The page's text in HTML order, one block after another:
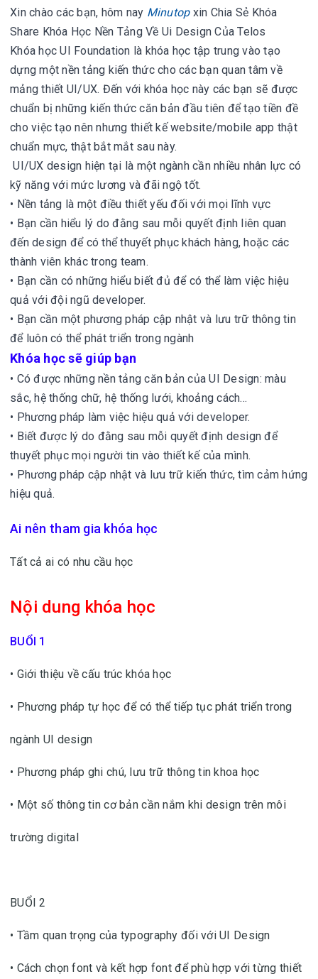
Xin chào các bạn, hôm nay Minutop xin Chia Sẻ Khóa
Share Khóa Học Nền Tảng Về Ui Design Của Telos
Khóa học UI Foundation là khóa học tập trung vào tạo
dựng một nền tảng kiến thức cho các bạn quan tâm về
mảng thiết UI/UX. Đến với khóa học này các bạn sẽ được
chuẩn bị những kiến thức căn bản đầu tiên để tạo tiền đề
cho việc tạo nên nhưng thiết kế website/mobile app thật
chuẩn mực, thật bắt mắt sau này.
UI/UX design hiện tại là một ngành cần nhiều nhân lực có
kỹ năng với mức lương và đãi ngộ tốt.
• Nền tảng là một điều thiết yếu đối với mọi lĩnh vực
• Bạn cần hiểu lý do đằng sau mỗi quyết định liên quan
đến design để có thể thuyết phục khách hàng, hoặc các
thành viên khác trong team.
• Bạn cần có những hiểu biết đủ để có thể làm việc hiệu
quả với đội ngũ developer.
• Bạn cần một phương pháp cập nhật và lưu trữ thông tin
để luôn có thể phát triển trong ngành
Khóa học sẽ giúp bạn
• Có được những nền tảng căn bản của UI Design: màu
sắc, hệ thống chữ, hệ thống lưới, khoảng cách…
• Phương pháp làm việc hiệu quả với developer.
• Biết được lý do đằng sau mỗi quyết định design để
thuyết phục mọi người tin vào thiết kế của mình.
• Phương pháp cập nhật và lưu trữ kiến thức, tìm cảm hứng
hiệu quả.
Ai nên tham gia khóa học
Tất cả ai có nhu cầu học
Nội dung khóa học
BUỔI 1
• Giới thiệu về cấu trúc khóa học
• Phương pháp tự học để có thể tiếp tục phát triển trong
ngành UI design
• Phương pháp ghi chú, lưu trữ thông tin khoa học
• Một số thông tin cơ bản cần nắm khi design trên môi
trường digital
BUỔI 2
• Tầm quan trọng của typography đối với UI Design
• Cách chọn font và kết hợp font để phù hợp với từng thiết